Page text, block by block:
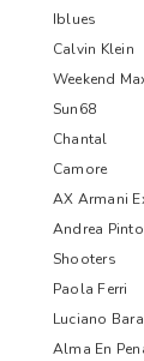
Iblues
Calvin Klein
Weekend
Sun68
Chantal
Camore
AX Armani
Andrea Pinto
Shooters
Paola Ferri
Luciano
Alma En